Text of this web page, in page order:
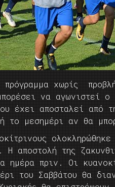
χωρίς
να αγωνιστεί ο
έχει αποσταλεί από
το μεσημέρι αν θα
Η αποστολή της
ημέρα πριν. Οι
του Σαββάτου θα